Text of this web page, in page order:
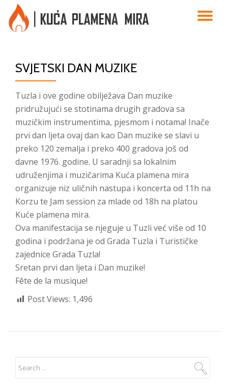
Skip
SVJETSKI DAN MUZIKE
Tuzla i ove godine obilježava Dan muzike
pridružujući se stotinama drugih gradova sa
muzičkim instrumentima, pjesmom i notama! Inače
prvi dan ljeta ovaj dan kao Dan muzike se slavi u
preko 120 zemalja i preko 400 gradova još od
davne 1976. godine. U saradnji sa lokalnim
udruženjima i muzičarima Kuća plamena mira
organizuje niz uličnih nastupa i koncerta od 11h na
Korzu te Jam session za mlade od 18h na platou
Kuće plamena mira.
Ova manifestacija se njeguje u Tuzli već više od 10
godina i podržana je od Grada Tuzla i Turističke
zajednice Grada Tuzla!
Sretan prvi dan ljeta i Dan muzike!
Fête de la musique!
Post Views: 1,496